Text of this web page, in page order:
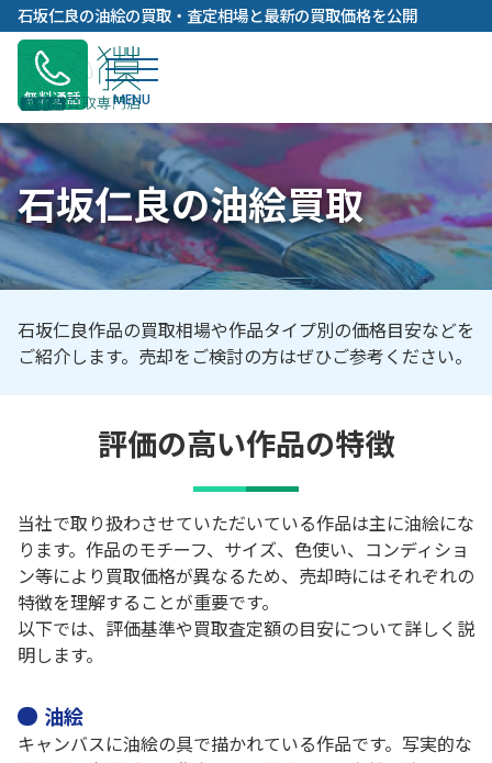
内
容
キ
プ
石坂仁良の油絵の買取・査定相場と最新の買取価格を公開
無料通話
石坂仁良の油絵買取
石坂仁良作品の買取相場や作品タイプ別の価格目安などを
ご紹介します。売却をご検討の方はぜひご参考ください。
評価の高い作品の特徴
当社で取り扱わさせていただいている作品は主に油絵にな
ります。作品のモチーフ、サイズ、色使い、コンディショ
ン等により買取価格が異なるため、売却時にはそれぞれの
特徴を理解することが重要です。
以下では、評価基準や買取査定額の目安について詳しく説
明します。
油絵
キャンバスに油絵の具で描かれている作品です。写実的な